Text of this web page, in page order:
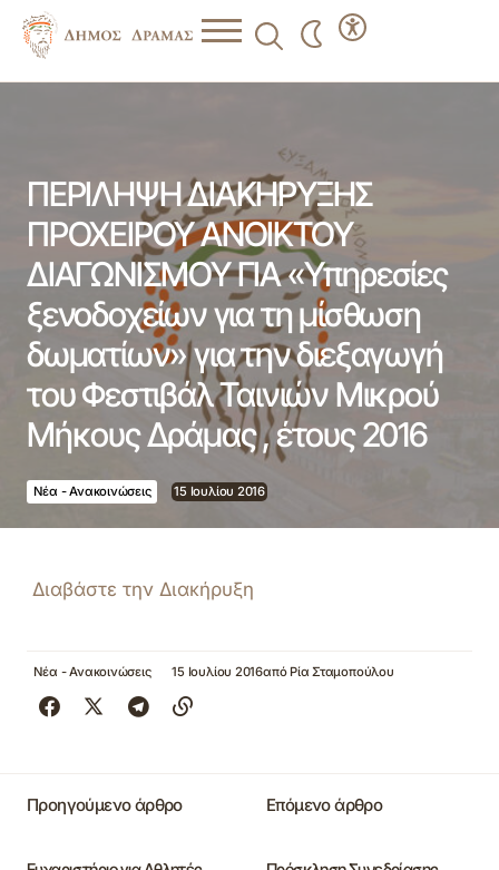
Ταινιών Μικρού Μήκους Δράμας , έτους 2016
ΠΕΡΙΛΗΨΗ ΔΙΑΚΗΡΥΞΗΣ
ΠΡΟΧΕΙΡΟΥ ΑΝΟΙΚΤΟΥ
ΔΙΑΓΩΝΙΣΜΟΥ ΓΙΑ «Υπηρεσίες
ξενοδοχείων για τη μίσθωση
δωματίων» για την διεξαγωγή
του Φεστιβάλ Ταινιών Μικρού
Μήκους Δράμας , έτους 2016
Νέα - Ανακοινώσεις 15 Ιουλίου 2016
Διαβάστε την Διακήρυξη
Νέα - Ανακοινώσεις 15 Ιουλίου 2016από Ρία Σταμοπούλου
Προηγούμενο άρθρο Επόμενο άρθρο